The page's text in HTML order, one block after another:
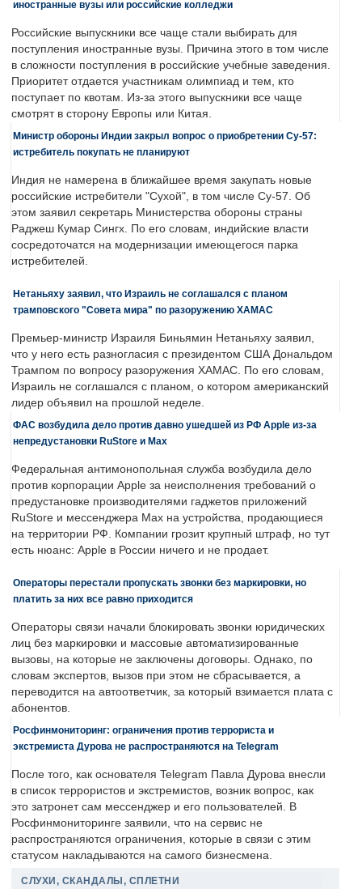
иностранные вузы или российские колледжи
Российские выпускники все чаще стали выбирать для
поступления иностранные вузы. Причина этого в том числе
в сложности поступления в российские учебные заведения.
Приоритет отдается участникам олимпиад и тем, кто
поступает по квотам. Из-за этого выпускники все чаще
смотрят в сторону Европы или Китая.
Министр обороны Индии закрыл вопрос о приобретении Су-57:
истребитель покупать не планируют
Индия не намерена в ближайшее время закупать новые
российские истребители "Сухой", в том числе Су-57. Об
этом заявил секретарь Министерства обороны страны
Раджеш Кумар Сингх. По его словам, индийские власти
сосредоточатся на модернизации имеющегося парка
истребителей.
Нетаньяху заявил, что Израиль не соглашался с планом
трамповского "Совета мира" по разоружению ХАМАС
Премьер-министр Израиля Биньямин Нетаньяху заявил,
что у него есть разногласия с президентом США Дональдом
Трампом по вопросу разоружения ХАМАС. По его словам,
Израиль не соглашался с планом, о котором американский
лидер объявил на прошлой неделе.
ФАС возбудила дело против давно ушедшей из РФ Apple из-за
непредустановки RuStore и Max
Федеральная антимонопольная служба возбудила дело
против корпорации Apple за неисполнения требований о
предустановке производителями гаджетов приложений
RuStore и мессенджера Max на устройства, продающиеся
на территории РФ. Компании грозит крупный штраф, но тут
есть нюанс: Apple в России ничего и не продает.
Операторы перестали пропускать звонки без маркировки, но
платить за них все равно приходится
Операторы связи начали блокировать звонки юридических
лиц без маркировки и массовые автоматизированные
вызовы, на которые не заключены договоры. Однако, по
словам экспертов, вызов при этом не сбрасывается, а
переводится на автоответчик, за который взимается плата с
абонентов.
Росфинмониторинг: ограничения против террориста и
экстремиста Дурова не распространяются на Telegram
После того, как основателя Telegram Павла Дурова внесли
в список террористов и экстремистов, возник вопрос, как
это затронет сам мессенджер и его пользователей. В
Росфинмониторинге заявили, что на сервис не
распространяются ограничения, которые в связи с этим
статусом накладываются на самого бизнесмена.
СЛУХИ, СКАНДАЛЫ, СПЛЕТНИ